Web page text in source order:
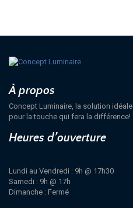
À propos
Concept Luminaire, la solution idéale
pour la touche qui fera la différence!
Heures d’ouverture
Lundi au Vendredi : 9h @ 17h30
Samedi : 9h @ 17h
Dimanche : Fermé